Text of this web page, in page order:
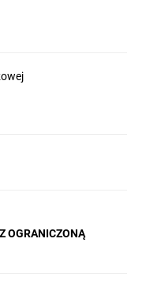
OGRANICZONĄ